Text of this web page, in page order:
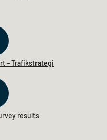
– Trafikstrategi
results